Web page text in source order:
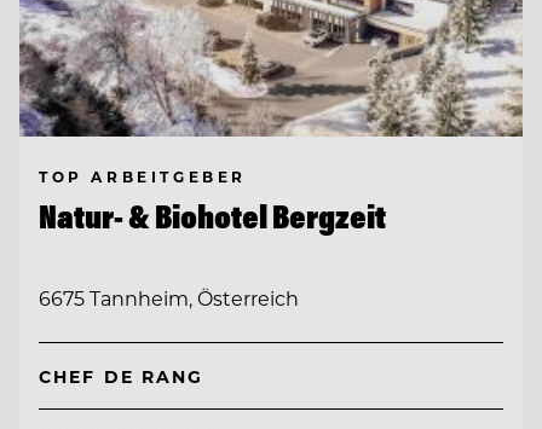
TOP ARBEITGEBER
Natur- & Biohotel Bergzeit
6675 Tannheim, Österreich
CHEF DE RANG